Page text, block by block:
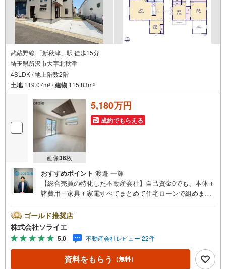
武蔵野線 「新秋津」駅 徒歩15分
埼玉県所沢市大字北秋津
4SLDK / 地上階数2階
土地119.07m2 /建物 115.83m2
画像36枚
5,180万円
成約でもらえる
おすすめポイント 渡邉 一輝
【総合売買の特化した不動産会社】自己資金0でも、本体＋
諸費用＋家具＋家電すべてまとめて住宅ローンで組めま
スピーディをモットーにお客さん目線での営業を心がけて
おり、営業マンの差を実感してください！◆他社様でご紹
介されている物件も一緒にご提案できます。◆おまとめロ
ーン（消費者金融系・車のローン・カード系の借入・エア
コン等の電化製品等）もおまとめ可能です。◆お忙しいと
きは現地待合せ＆現地解散できます。◆勤続年数が1年未満
ゴールド推奨店
株式会社ソライエ
5.0 不動産会社レビュー 22件
資料をもらう （無料）